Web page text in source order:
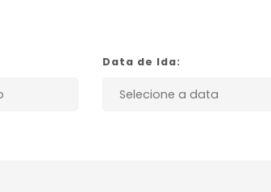
Data de Ida: